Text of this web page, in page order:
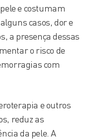
e costumam
casos, dor e
a presença dessas
o risco de
com
e outros
reduz as
da pele. A